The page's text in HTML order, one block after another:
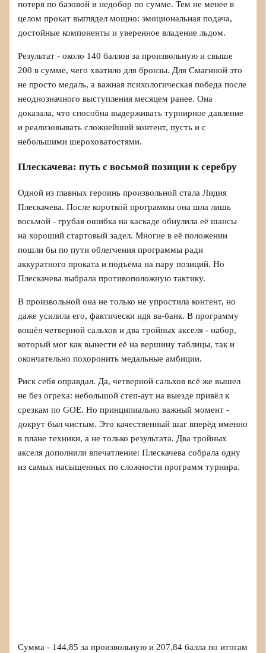
потеря по базовой и недобор по сумме. Тем не менее в
целом прокат выглядел мощно: эмоциональная подача,
достойные компоненты и уверенное владение льдом.
Результат - около 140 баллов за произвольную и свыше
200 в сумме, чего хватило для бронзы. Для Смагиной это
не просто медаль, а важная психологическая победа после
неоднозначного выступления месяцем ранее. Она
доказала, что способна выдерживать турнирное давление
и реализовывать сложнейший контент, пусть и с
небольшими шероховатостями.
Плескачева: путь с восьмой позиции к серебру
Одной из главных героинь произвольной стала Лидия
Плескачева. После короткой программы она шла лишь
восьмой - грубая ошибка на каскаде обнулила её шансы
на хороший стартовый задел. Многие в её положении
пошли бы по пути облегчения программы ради
аккуратного проката и подъёма на пару позиций. Но
Плескачева выбрала противоположную тактику.
В произвольной она не только не упростила контент, но
даже усилила его, фактически идя ва-банк. В программу
вошёл четверной сальхов и два тройных акселя - набор,
который мог как вынести её на вершину таблицы, так и
окончательно похоронить медальные амбиции.
Риск себя оправдал. Да, четверной сальхов всё же вышел
не без огреха: небольшой степ-аут на выезде привёл к
срезкам по GOE. Но принципиально важный момент -
докрут был чистым. Это качественный шаг вперёд именно
в плане техники, а не только результата. Два тройных
акселя дополнили впечатление: Плескачева собрала одну
из самых насыщенных по сложности программ турнира.
Сумма - 144,85 за произвольную и 207,84 балла по итогам